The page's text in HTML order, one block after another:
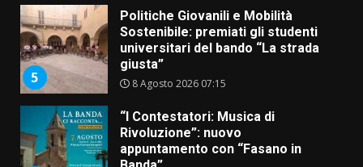
6
“I Contestatori: Musica di
Rivoluzione”: nuovo
appuntamento con “Fasano in
Banda”
7 Agosto 2026 06:05
US Fasano, Scianaro: “Profonda
amarezza per esclusione dal
campionato di calcio”